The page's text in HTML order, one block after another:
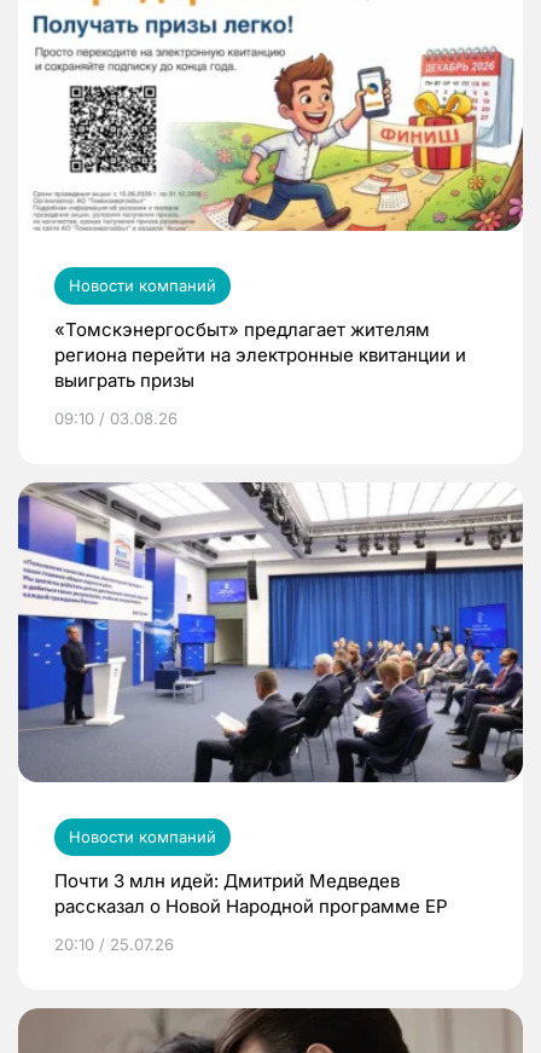
Новости компаний
«Томскэнергосбыт» предлагает жителям
региона перейти на электронные квитанции и
выиграть призы
09:10 / 03.08.26
Новости компаний
Почти 3 млн идей: Дмитрий Медведев
рассказал о Новой Народной программе ЕР
20:10 / 25.07.26